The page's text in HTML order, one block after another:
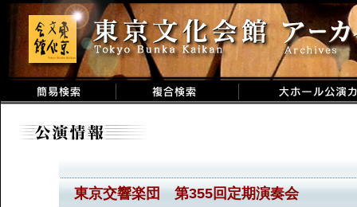
東京交響楽団 第355回定期演奏会